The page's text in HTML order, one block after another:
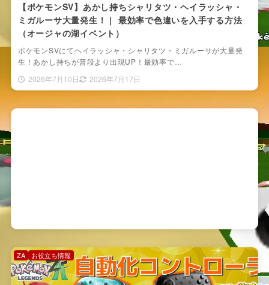
【ポケモンSV】あかし持ちシャリタツ・ヘイラッシャ・
ミガルーサ大量発生！｜ 最効率で色違いを入手する方法
（オージャの湖イベント）
ポケモンSVにてヘイラッシャ・シャリタツ・ミガルーサが大量発
生！あかし持ちが普段より出現UP！最効率で…
2026年7月10日
2026年7月17日
ZA お役立ち情報